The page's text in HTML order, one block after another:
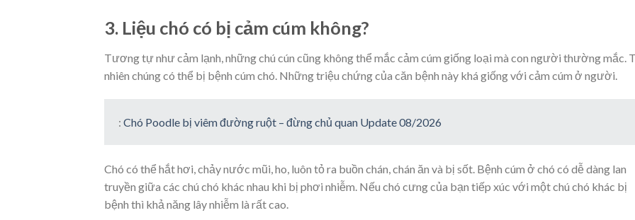
3. Liệu chó có bị cảm cúm không?
Tương tự như cảm lạnh, những chú cún cũng không thể mắc cảm cúm giống loại mà con người thường mắc.
nhiên chúng có thể bị bệnh cúm chó. Những triệu chứng của căn bệnh này khá giống với cảm cúm ở người.
: Chó Poodle bị viêm đường ruột – đừng chủ quan Update 08/2026
Chó có thể hắt hơi, chảy nước mũi, ho, luôn tỏ ra buồn chán, chán ăn và bị sốt. Bệnh cúm ở chó có dễ dàng lan
truyền giữa các chú chó khác nhau khi bị phơi nhiễm. Nếu chó cưng của bạn tiếp xúc với một chú chó khác bị
bệnh thì khả năng lây nhiễm là rất cao.